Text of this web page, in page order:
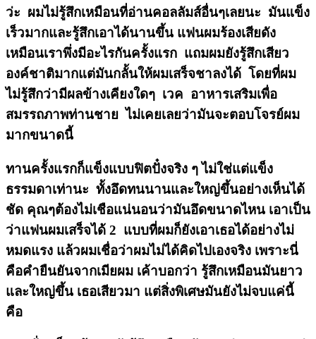
ว่ะ ผมไม่รู้สึกเหมือนที่อ่านคอลลัมส์อื่นๆเลยนะ มันแข็ง
เร็วมากและรู้สึกเอาได้นานขึ้น แฟนผมร้องเสียดัง
เหมือนเราพึ่งมีอะไรกันครั้งแรก แถมผมยังรู้สึกเสียว
องค์ชาติมากแต่มันกลั้นให้ผมเสร็จชาลงได้ โดยที่ผม
ไม่รู้สึกว่ามีผลข้างเคียงใดๆ เวค อาหารเสริมเพื่อ
สมรรถภาพท่านชาย ไม่เคยเลยว่ามันจะตอบโจรย์ผม
มากขนาดนี้
ทานครั้งแรกก็แข็งแบบฟิตปั๋งจริง ๆ ไม่ใช่แต่แข็ง
ธรรมดาเท่านะ ทั้งอึดทนนานและใหญ่ขึ้นอย่างเห็นได้
ชัด คุณๆต้องไม่เชือแน่นอนว่ามันอึดขนาดไหน เอาเป็น
ว่าแฟนผมเสร็จได้ 2 แบบที่ผมก็ยังเอาเธอได้อย่างไม่
หมดแรง แล้วผมเชื่อว่าผมไม่ได้คิดไปเองจริง เพราะนี่
คือคำยืนยันจากเมียผม เค้าบอกว่า รู้สึกเหมือนมันยาว
และใหญ่ขึ้น เธอเสียวมา แต่สิ่งพิเศษมันยังไม่จบแค่นี้
คือ